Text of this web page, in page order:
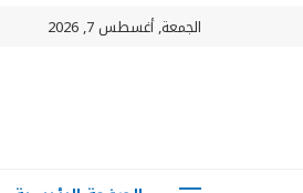
الجمعة, أغسطس 7, 2026